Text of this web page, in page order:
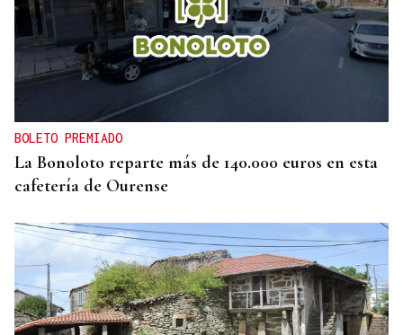
BOLETO PREMIADO
La Bonoloto reparte más de 140.000 euros en esta
cafetería de Ourense